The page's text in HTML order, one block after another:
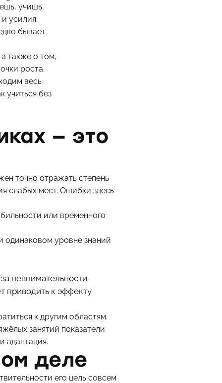
учишь,
усилия
бывает
также о том,
роста.
весь
учиться без
— это
точно отражать степень
слабых мест. Ошибки здесь
или временного
одинаковом уровне знаний
невнимательности.
приводить к эффекту
к другим областям.
занятий показатели
адаптация.
деле
его цель совсем